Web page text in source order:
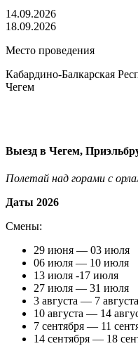
14.09.2026
18.09.2026
Место проведения
Кабардино-Балкарская
Чегем
Выезд в Чегем,
Полетай над горами с
Даты 2026
Смены:
29 июня — 03 июля
06 июля — 10 июля
13 июля -17 июля
27 июля — 31 июля
3 августа — 7 августа
10 августа — 14
7 сентября — 11
14 сентября — 18